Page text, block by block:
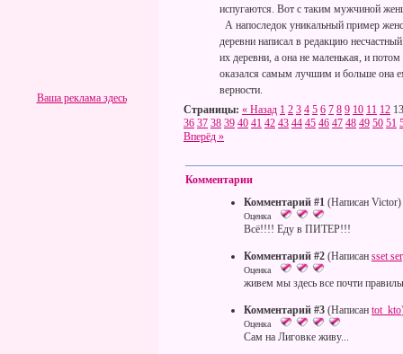
Ваша реклама здесь
испугаются. Вот с таким мужчиной
А напоследок уникальный пример
деревни написал в редакцию
их деревни, а она не маленькая, и
оказался самым лучшим и больше она
верности.
Страницы: « Назад 1 2 3 4 5 6 7 8 9 10 11 12 13
36 37 38 39 40 41 42 43 44 45 46 47 48 49 50 51
Вперёд »
Комментарии
Комментарий #1 (Написан Victor)
Оценка
Всё!!!! Еду в ПИТЕР!!!
Комментарий #2 (Написан sset
Оценка
живем мы здесь все почти
Комментарий #3 (Написан tot_kto
Оценка
Сам на Лиговке живу...